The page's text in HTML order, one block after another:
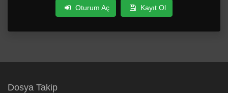
Oturum Aç Kayıt Ol
Dosya Takip